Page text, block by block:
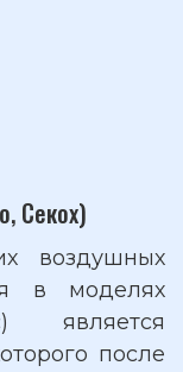
Секох)
воздушных
в моделях
является
после